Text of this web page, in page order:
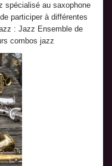
spécialisé au saxophone
participer à différentes
: Jazz Ensemble de
combos jazz